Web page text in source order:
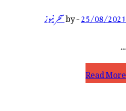
25/08/2021
-
byسحر نیوز
…
ناجائز
Read More